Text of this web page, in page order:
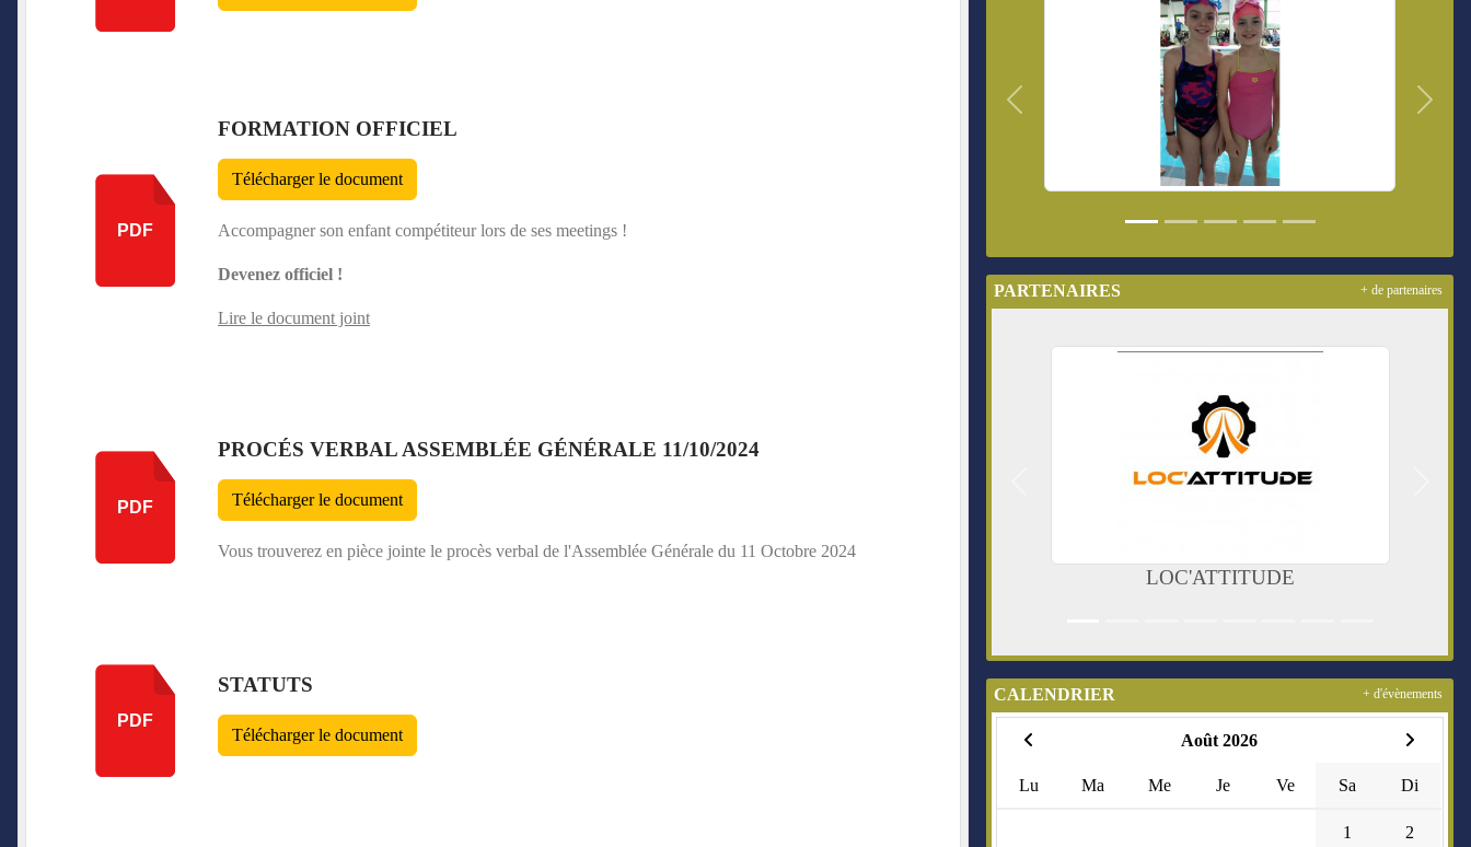
PDF
FORMATION OFFICIEL
Télécharger le document
Accompagner son enfant compétiteur lors de ses meetings !
Devenez officiel !
Lire le document joint
PDF
PROCÉS VERBAL ASSEMBLÉE GÉNÉRALE 11/10/2024
Télécharger le document
Vous trouverez en pièce jointe le procès verbal de l'Assemblée Générale du 11 Octobre 2024
PDF
STATUTS
Télécharger le document
Précedent
PARTENAIRES + de partenaires
CALENDRIER
Août 2026
Lu Ma Me Je Ve Sa Di
1 2
+ d'évènements